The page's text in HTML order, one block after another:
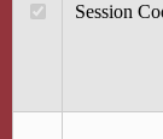
40
Session